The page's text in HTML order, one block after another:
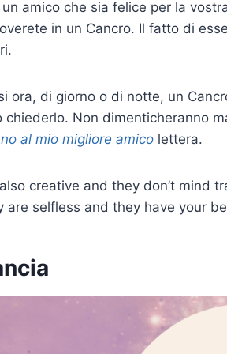
amico che sia felice per la
in un Cancro. Il fatto di
ora, di giorno o di notte, un
chiederlo. Non dimenticheranno
al mio migliore amico lettera.
creative and they don’t mind
are selfless and they have your